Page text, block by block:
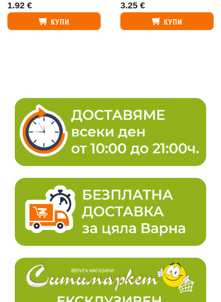
1.92 €
КУПИ
3.25 €
КУПИ